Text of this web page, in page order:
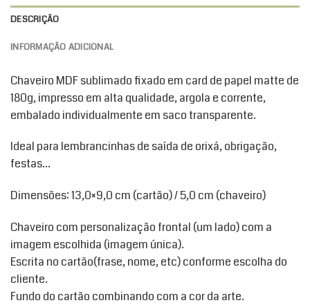
DESCRIÇÃO
INFORMAÇÃO ADICIONAL
Chaveiro MDF sublimado fixado em card de papel matte de
180g, impresso em alta qualidade, argola e corrente,
embalado individualmente em saco transparente.
Ideal para lembrancinhas de saída de orixá, obrigação,
festas…
Dimensões: 13,0×9,0 cm (cartão) / 5,0 cm (chaveiro)
Chaveiro com personalização frontal (um lado) com a
imagem escolhida (imagem única).
Escrita no cartão(frase, nome, etc) conforme escolha do
cliente.
Fundo do cartão combinando com a cor da arte.